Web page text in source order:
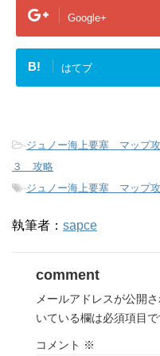
Google+
B! はてブ
-ジュノー海上要塞 マップ
３ 攻略
-ジュノー海上要塞 マップ
執筆者： sapce
comment
メールアドレスが公開
いている欄は必須項目で
コメント ※